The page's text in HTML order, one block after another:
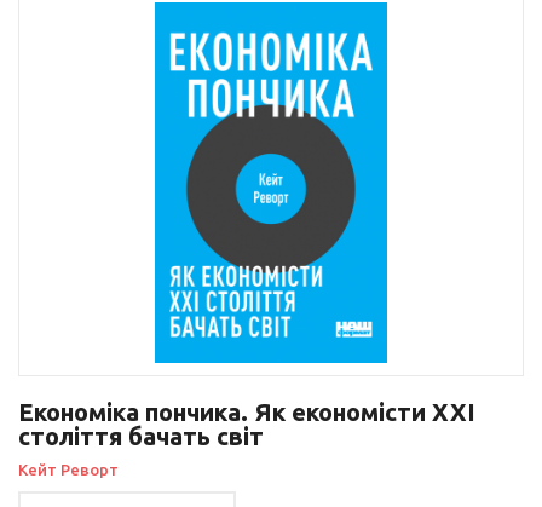
Економіка пончика. Як економісти XXI
століття бачать світ
Кейт Реворт